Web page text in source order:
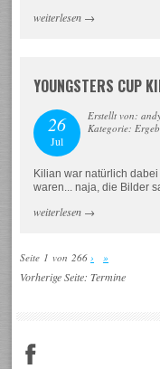
weiterlesen →
YOUNGSTERS CUP
26
Jul
Erstellt von:
Kategorie:
Kilian war natürlich
waren... naja, die Bilder
weiterlesen →
Seite 1 von 266 › »
Vorherige Seite:Termine